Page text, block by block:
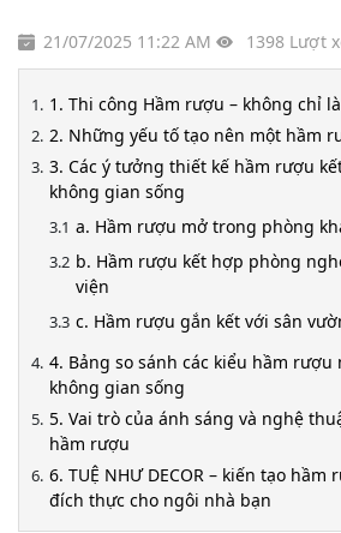
21/07/2025 11:22 AM 1398 Lượt
1. Thi công Hầm rượu – không chỉ
2. Những yếu tố tạo nên một hầm
3. Các ý tưởng thiết kế hầm rượu
không gian sống
a. Hầm rượu mở trong phòng
b. Hầm rượu kết hợp phòng
viện
c. Hầm rượu gắn kết với sân
4. Bảng so sánh các kiểu hầm
không gian sống
5. Vai trò của ánh sáng và nghệ
hầm rượu
6. TUỆ NHƯ DECOR – kiến tạo
đích thực cho ngôi nhà bạn